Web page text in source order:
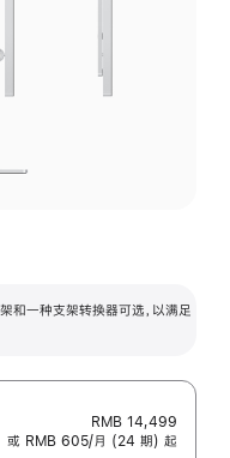
一种支架转换器可选，以满足
RMB 14,499
或 RMB 605/月 (24 期) 起